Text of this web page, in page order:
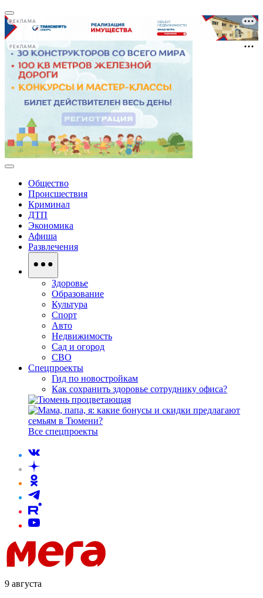
РЕКЛАМА
РЕКЛАМА
Общество
Происшествия
Криминал
ДТП
Экономика
Афиша
Развлечения
Здоровье
Образование
Культура
Спорт
Авто
Недвижимость
Сад и огород
СВО
Спецпроекты
Гид по новостройкам
Как сохранить здоровье сотруднику офиса?
Все спецпроекты
9 августа